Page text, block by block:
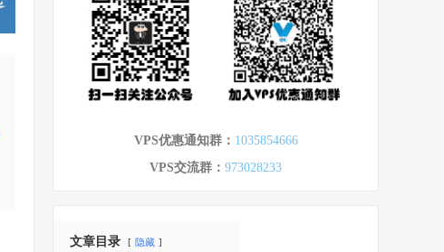
VPS优惠通知群： 1035854666
VPS交流群： 973028233
文章目录 隐藏